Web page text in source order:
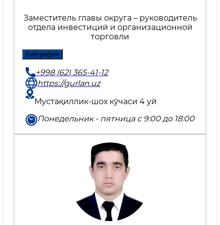
Заместитель главы округа – руководитель
отдела инвестиций и организационной
торговли
Биография
+998 (62) 365-41-12
https://gurlan.uz
Мустақиллик-шох кўчаси 4 уй
Понедельник - пятница с 9:00 до 18:00